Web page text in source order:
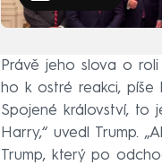
Právě jeho slova o
ho k ostré reakci, píše
Spojené království, to
Harry,“ uvedl Trump.
Trump, který po